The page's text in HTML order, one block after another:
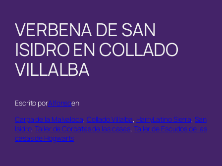
VERBENA DE SAN
ISIDRO EN COLLADO
VILLALBA
Escrito porAlfonsoen
Carpa de la Malvaloca, Collado Villalba, HarryLatino Sierra, San
Isidro, Taller de Corbatas de las casas, Taller de Escudos de las
casas de Hogwarts